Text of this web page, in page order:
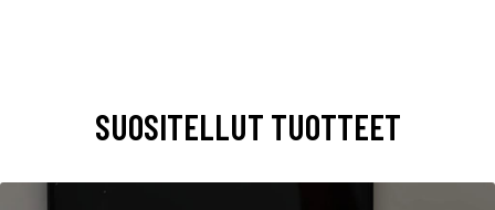
SUOSITELLUT TUOTTEET